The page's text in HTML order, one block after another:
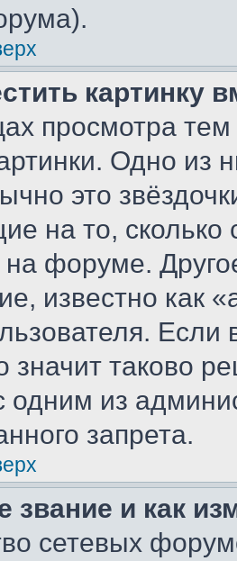
картинку
просмотра
Одно из
это
на то,
на форуме.
известно как
значит таково
одним из
запрета.
звание и как
сетевых